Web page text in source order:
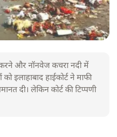
करने और नॉनवेज कचरा नदी में
इलाहाबाद हाईकोर्ट ने माफी
दी। लेकिन कोर्ट की टिप्पणी